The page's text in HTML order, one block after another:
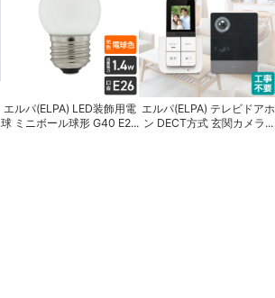
エルパ(ELPA) LED装飾用電
球 ミニボール球形 G40 E2...
エルパ(ELPA) テレビドアホ
ン DECT方式 玄関カメラ...